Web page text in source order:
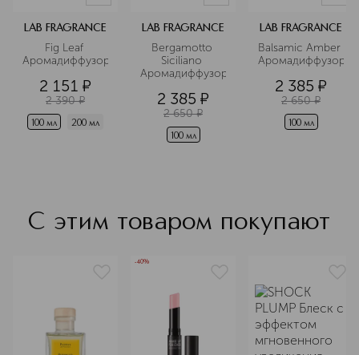
LAB FRAGRANCE
Fig Leaf
Аромадиффузор
2 151 ¤
2 390 ¤
100 мл 200 мл
LAB FRAGRANCE
Bergamotto
Siciliano
Аромадиффузор
2 385 ¤
2 650 ¤
100 мл
LAB FRAGRANCE
Balsamic Amber
Аромадиффузор
2 385 ¤
2 650 ¤
100 мл
С этим товаром покупают
-40%